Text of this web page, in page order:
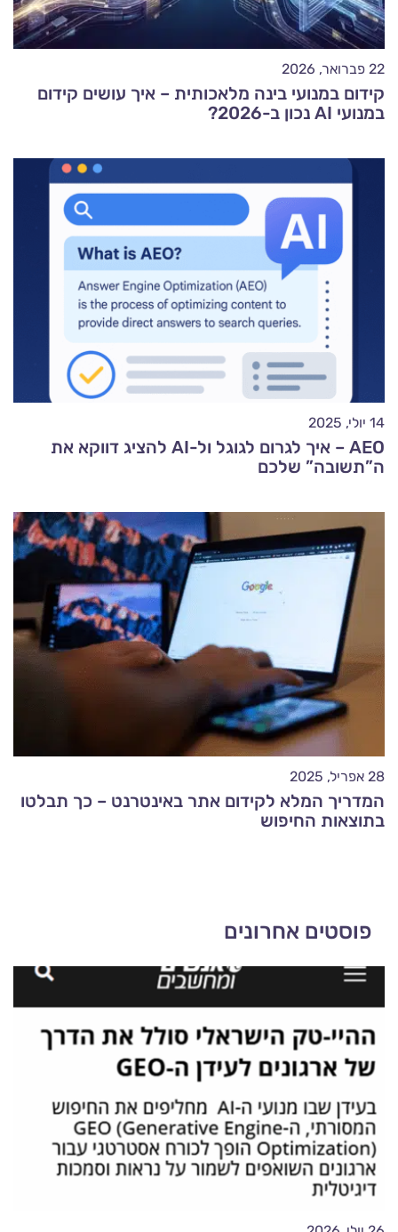
22 פברואר, 2026
קידום במנועי בינה מלאכותית – איך עושים קידום
במנועי AI נכון ב-2026?
14 יולי, 2025
AEO – איך לגרום לגוגל ול-AI להציג דווקא את
ה”תשובה” שלכם
28 אפריל, 2025
המדריך המלא לקידום אתר באינטרנט – כך תבלטו
בתוצאות החיפוש
פוסטים אחרונים